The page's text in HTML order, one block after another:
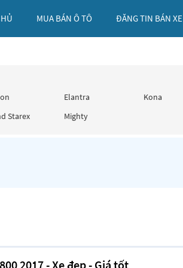
MUA BÁN Ô TÔ ĐĂNG TIN BÁN XE
Elantra Kona
Starex Mighty
2017 - Xe đẹp - Giá tốt